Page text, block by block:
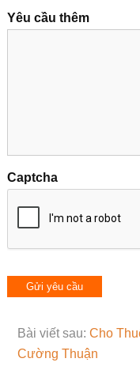
Yêu cầu thêm
Captcha
Bài viết sau: Cho
Cường Thuận